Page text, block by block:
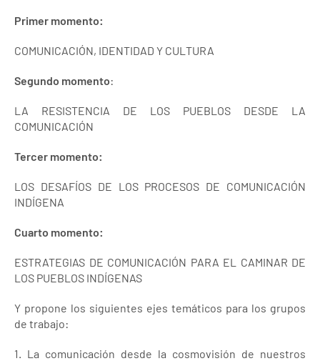
Primer momento:
COMUNICACIÓN, IDENTIDAD Y CULTURA
Segundo momento:
LA RESISTENCIA DE LOS PUEBLOS DESDE LA
COMUNICACIÓN
Tercer momento:
LOS DESAFÍOS DE LOS PROCESOS DE COMUNICACIÓN
INDÍGENA
Cuarto momento:
ESTRATEGIAS DE COMUNICACIÓN PARA EL CAMINAR DE
LOS PUEBLOS INDÍGENAS
Y propone los siguientes ejes temáticos para los grupos
de trabajo:
1. La comunicación desde la cosmovisión de nuestros